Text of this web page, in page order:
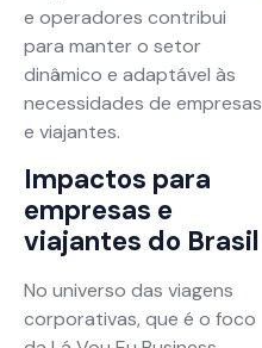
e operadores contribui
para manter o setor
dinâmico e adaptável às
necessidades de empresas
e viajantes.
Impactos para
empresas e
viajantes do Brasil
No universo das viagens
corporativas, que é o foco